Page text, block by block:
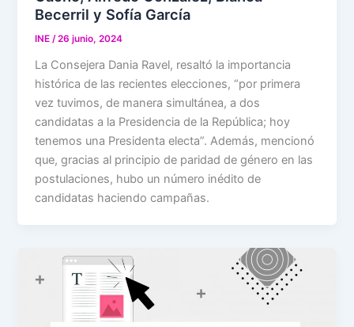
Becerril y Sofía García
INE /26 junio, 2024
La Consejera Dania Ravel, resaltó la importancia
histórica de las recientes elecciones, “por primera
vez tuvimos, de manera simultánea, a dos
candidatas a la Presidencia de la República; hoy
tenemos una Presidenta electa”. Además, mencionó
que, gracias al principio de paridad de género en las
postulaciones, hubo un número inédito de
candidatas haciendo campañas.